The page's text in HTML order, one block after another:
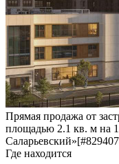
Прямая продажа от
площадью 2.1 кв. м на
Где находится